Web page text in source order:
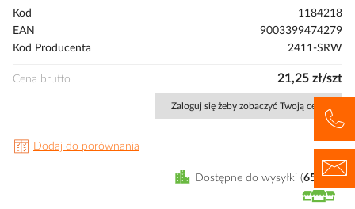
początek
Kod
1184218
EAN
9003399474279
Kod Producenta
2411-SRW
Cena brutto 21,25 zł/szt
Zaloguj się żeby zobaczyć Twoją cenę
Dodaj do porównania
Dostępne do wysyłki 654 szt